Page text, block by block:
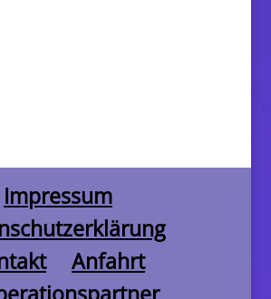
Impressum
Anfahrt